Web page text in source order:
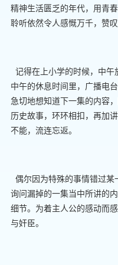
精神生活匮乏的年代，用青
聆听依然令人感慨万千，赞叹
记得在上小学的时候，中
中午的休息时间里，广播电
急切地想知道下一集的内容
历史故事，环环相扣，再加
不能，流连忘返。
偶尔因为特殊的事情错过
询问漏掉的一集当中所讲的
细节。为着主人公的感动而
与奸臣。